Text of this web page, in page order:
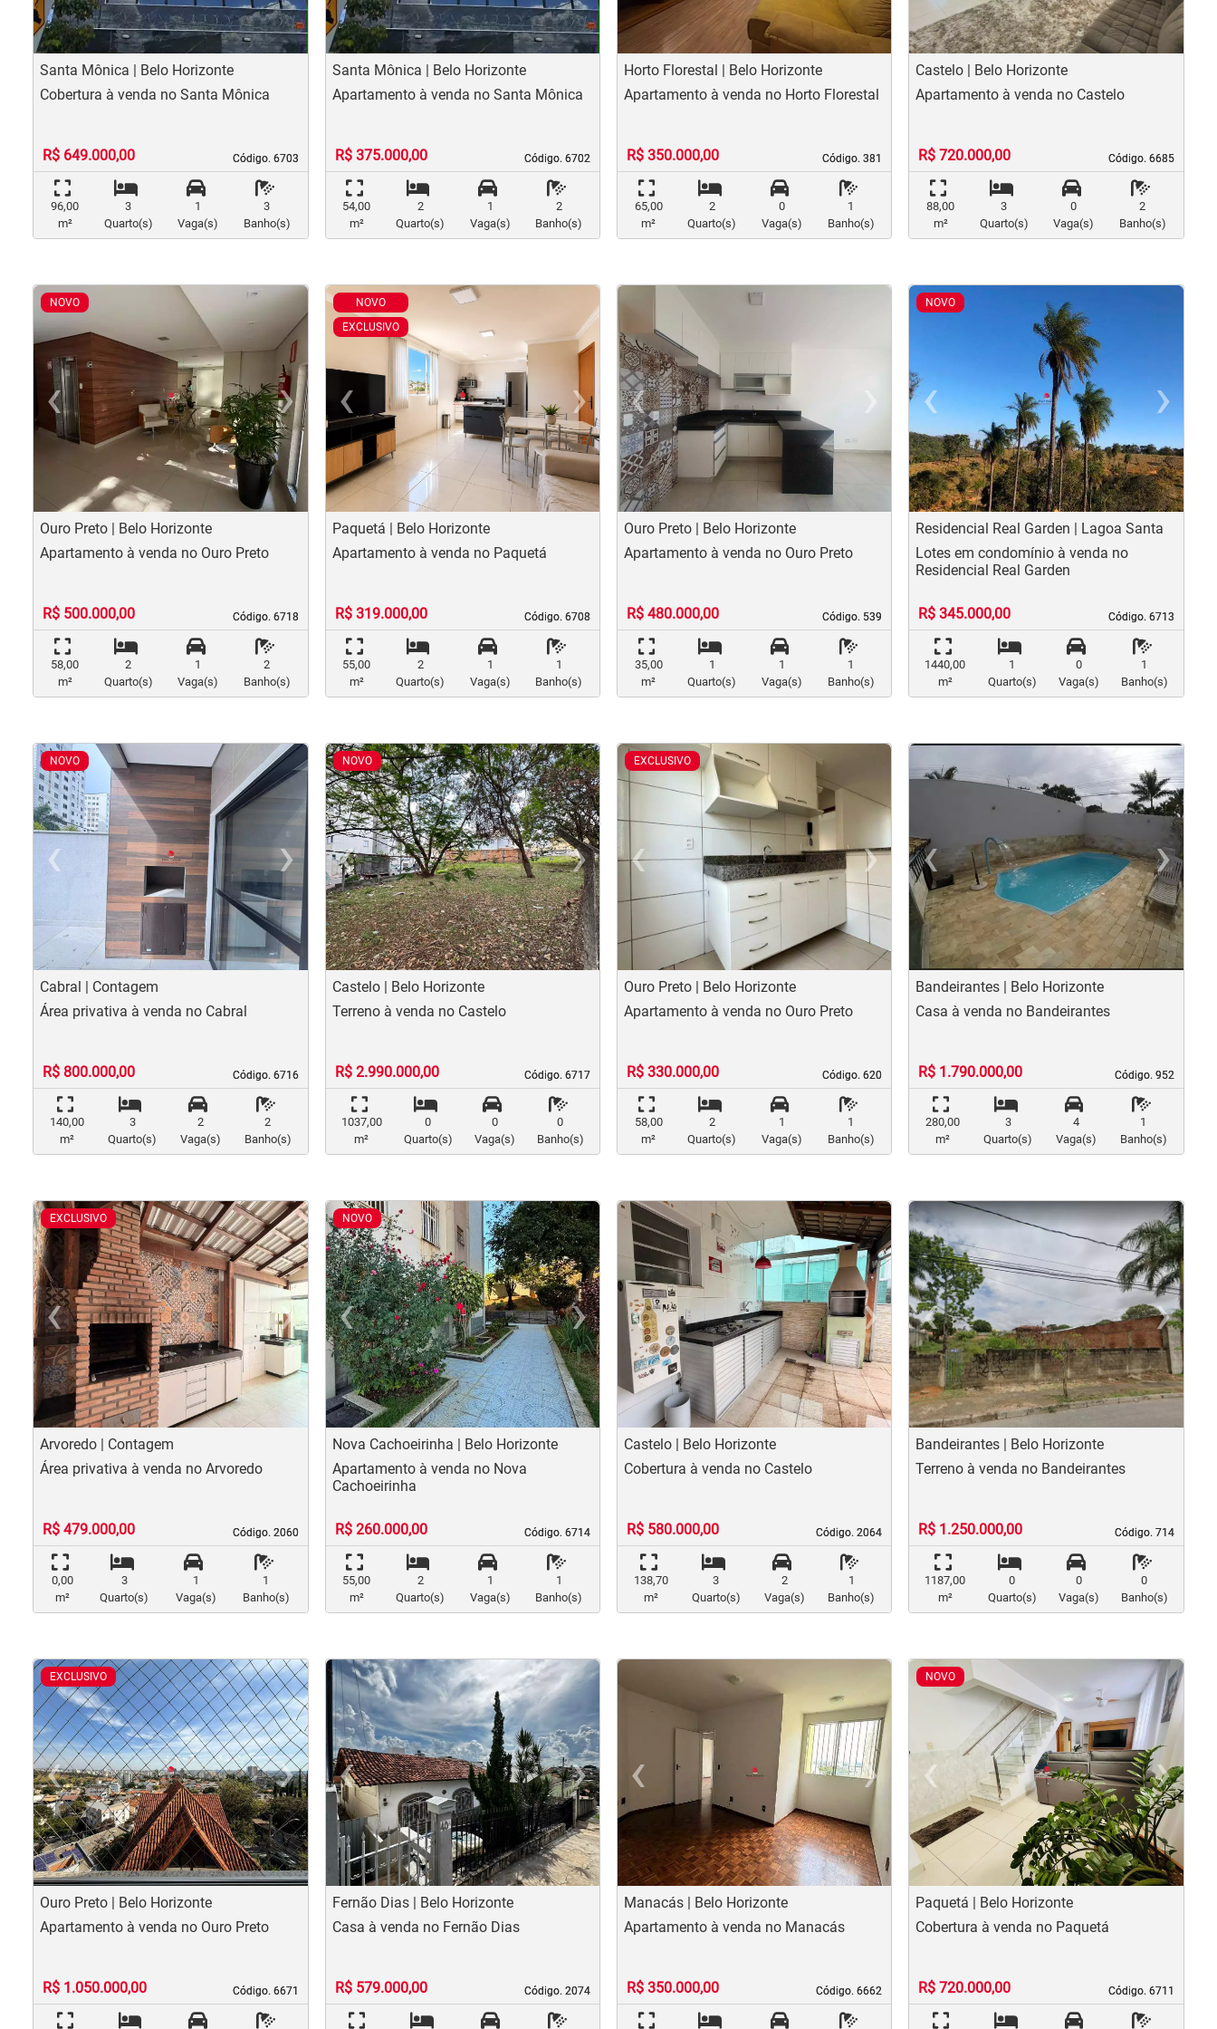
Santa Mônica | Belo Horizonte
Código. 6703
Código. 6703
Cobertura à venda no Santa Mônica
R$ 649.000,00
96,00
m²
3
Quarto(s)
1
Vaga(s)
3
Banho(s)
Santa Mônica | Belo Horizonte
Código. 6702
Código. 6702
Apartamento à venda no Santa Mônica
R$ 375.000,00
54,00
m²
2
Quarto(s)
1
Vaga(s)
2
Banho(s)
Horto Florestal | Belo Horizonte
Código. 381
Código. 381
Apartamento à venda no Horto Florestal
R$ 350.000,00
65,00
m²
2
Quarto(s)
0
Vaga(s)
1
Banho(s)
Castelo | Belo Horizonte
Código. 6685
Código. 6685
Apartamento à venda no Castelo
R$ 720.000,00
88,00
m²
3
Quarto(s)
0
Vaga(s)
2
Banho(s)
NOVO
‹
Previous
›
Next
Ouro Preto | Belo Horizonte
Código. 6718
Código. 6718
Apartamento à venda no Ouro Preto
R$ 500.000,00
58,00
m²
2
Quarto(s)
1
Vaga(s)
2
Banho(s)
NOVO
EXCLUSIVO
‹
Previous
›
Next
Paquetá | Belo Horizonte
Código. 6708
Código. 6708
Apartamento à venda no Paquetá
R$ 319.000,00
55,00
m²
2
Quarto(s)
1
Vaga(s)
1
Banho(s)
‹
Previous
›
Next
Ouro Preto | Belo Horizonte
Código. 539
Código. 539
Apartamento à venda no Ouro Preto
R$ 480.000,00
35,00
m²
1
Quarto(s)
1
Vaga(s)
1
Banho(s)
NOVO
‹
Previous
›
Residencial Real Garden | Lagoa Santa
Código. 6713
Código. 6713
Lotes em condomínio à venda no
Residencial Real Garden
R$ 345.000,00
1440,00
m²
1
Quarto(s)
0
Vaga(s)
1
Banho(s)
NOVO
‹
Previous
›
Next
Cabral | Contagem
Código. 6716
Código. 6716
Área privativa à venda no Cabral
R$ 800.000,00
140,00
m²
3
Quarto(s)
2
Vaga(s)
2
Banho(s)
NOVO
‹
Previous
›
Next
Castelo | Belo Horizonte
Código. 6717
Código. 6717
Terreno à venda no Castelo
R$ 2.990.000,00
1037,00
m²
0
Quarto(s)
0
Vaga(s)
0
Banho(s)
EXCLUSIVO
‹
Previous
›
Next
Ouro Preto | Belo Horizonte
Código. 620
Código. 620
Apartamento à venda no Ouro Preto
R$ 330.000,00
58,00
m²
2
Quarto(s)
1
Vaga(s)
1
Banho(s)
‹
Previous
›
Bandeirantes | Belo Horizonte
Código. 952
Código. 952
Casa à venda no Bandeirantes
R$ 1.790.000,00
280,00
m²
3
Quarto(s)
4
Vaga(s)
1
Banho(s)
EXCLUSIVO
‹
Previous
›
Next
Arvoredo | Contagem
Código. 2060
Código. 2060
Área privativa à venda no Arvoredo
R$ 479.000,00
0,00
m²
3
Quarto(s)
1
Vaga(s)
1
Banho(s)
NOVO
‹
Previous
›
Next
Nova Cachoeirinha | Belo Horizonte
Código. 6714
Código. 6714
Apartamento à venda no Nova
Cachoeirinha
R$ 260.000,00
55,00
m²
2
Quarto(s)
1
Vaga(s)
1
Banho(s)
‹
Previous
›
Next
Castelo | Belo Horizonte
Código. 2064
Código. 2064
Cobertura à venda no Castelo
R$ 580.000,00
138,70
m²
3
Quarto(s)
2
Vaga(s)
1
Banho(s)
‹
Previous
›
Bandeirantes | Belo Horizonte
Código. 714
Código. 714
Terreno à venda no Bandeirantes
R$ 1.250.000,00
1187,00
m²
0
Quarto(s)
0
Vaga(s)
0
Banho(s)
EXCLUSIVO
‹
Previous
›
Next
Ouro Preto | Belo Horizonte
Código. 6671
Código. 6671
Apartamento à venda no Ouro Preto
R$ 1.050.000,00
‹
Previous
›
Next
Fernão Dias | Belo Horizonte
Código. 2074
Código. 2074
Casa à venda no Fernão Dias
R$ 579.000,00
‹
Previous
›
Next
Manacás | Belo Horizonte
Código. 6662
Código. 6662
Apartamento à venda no Manacás
R$ 350.000,00
NOVO
‹
Previous
›
Paquetá | Belo Horizonte
Código. 6711
Código. 6711
Cobertura à venda no Paquetá
R$ 720.000,00